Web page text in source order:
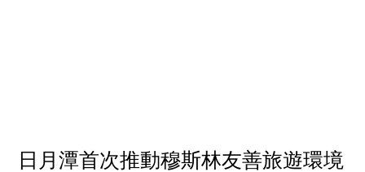
日月潭首次推動穆斯林友善旅遊環境